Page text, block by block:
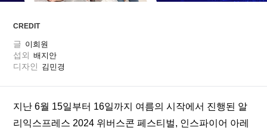
CREDIT
글 이희원
섭외 배지안
디자인 김민경
지난 6월 15일부터 16일까지 여름의 시작에서 진행된 알
리익스프레스 2024 위버스콘 페스티벌, 인스파이어 아레